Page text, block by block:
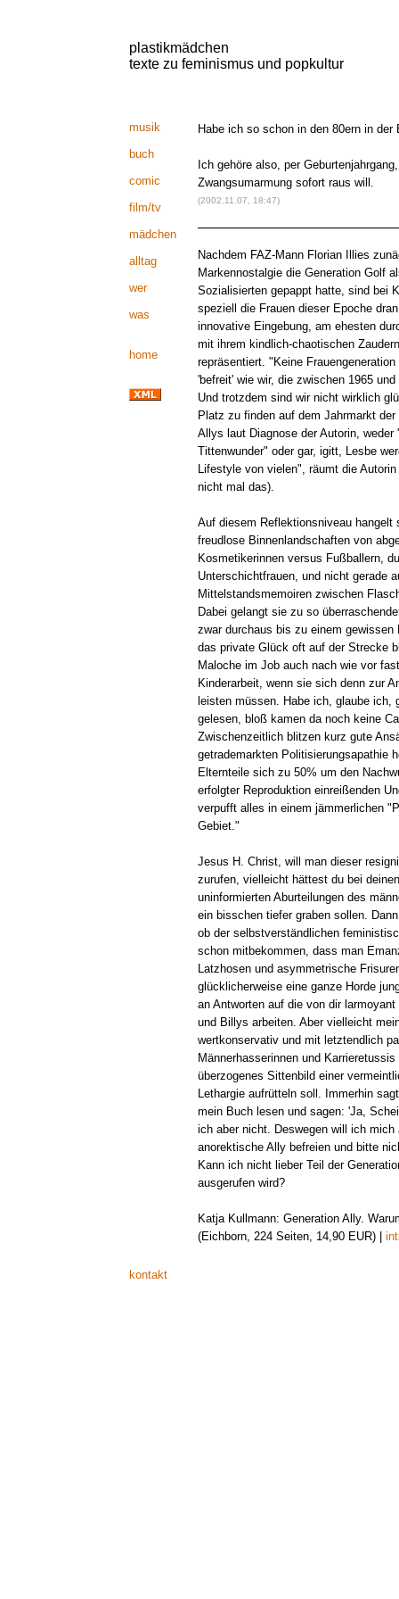
plastikmädchen
texte zu feminismus und popkultur
musik
buch
comic
film/tv
mädchen
alltag
wer
was
home
Habe ich so schon in den 80ern in der
Ich gehöre also, per
Zwangsumarmung sofort raus will.
(2002.11.07, 18:47)
Nachdem FAZ-Mann Florian Illies
Markennostalgie die Generation Golf
Sozialisierten gepappt hatte, sind bei
speziell die Frauen dieser Epoche
innovative Eingebung, am ehesten
mit ihrem kindlich-chaotischen
repräsentiert. "Keine
'befreit' wie wir, die zwischen 1965
Und trotzdem sind wir nicht wirklich
Platz zu finden auf dem Jahrmarkt
Allys laut Diagnose der Autorin,
Tittenwunder" oder gar, igitt, Lesbe
Lifestyle von vielen", räumt die
nicht mal das).
Auf diesem Reflektionsniveau hangelt
freudlose Binnenlandschaften von
Kosmetikerinnen versus Fußballern,
Unterschichtfrauen, und nicht gerade
Mittelstandsmemoiren zwischen
Dabei gelangt sie zu so
zwar durchaus bis zu einem
das private Glück oft auf der Strecke
Maloche im Job auch nach wie vor
Kinderarbeit, wenn sie sich denn zur
leisten müssen. Habe ich, glaube ich,
gelesen, bloß kamen da noch keine
Zwischenzeitlich blitzen kurz gute
getrademarkten Politisierungsapathie
Elternteile sich zu 50% um den
erfolgter Reproduktion einreißenden
verpufft alles in einem jämmerlichen
Gebiet."
Jesus H. Christ, will man dieser
zurufen, vielleicht hättest du bei
uninformierten Aburteilungen des
ein bisschen tiefer graben sollen.
ob der selbstverständlichen
schon mitbekommen, dass man
Latzhosen und asymmetrische
glücklicherweise eine ganze Horde
an Antworten auf die von dir
und Billys arbeiten. Aber vielleicht
wertkonservativ und mit letztendlich
Männerhasserinnen und
überzogenes Sittenbild einer
Lethargie aufrütteln soll. Immerhin
mein Buch lesen und sagen: 'Ja,
ich aber nicht. Deswegen will ich
anorektische Ally befreien und bitte
Kann ich nicht lieber Teil der
ausgerufen wird?
Katja Kullmann: Generation Ally.
(Eichborn, 224 Seiten, 14,90 EUR) |
kontakt